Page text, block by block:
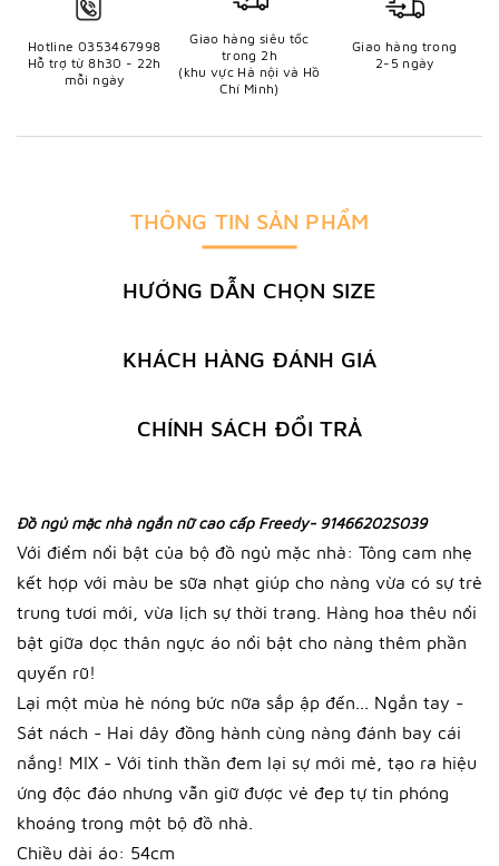
Hotline 0353467998
Hỗ trợ từ 8h30 - 22h
mỗi ngày
Giao hàng siêu tốc
trong 2h
(khu vực Hà nội và Hồ
Chí Minh)
Giao hàng trong
2-5 ngày
THÔNG TIN SẢN PHẨM
HƯỚNG DẪN CHỌN SIZE
KHÁCH HÀNG ĐÁNH GIÁ
CHÍNH SÁCH ĐỔI TRẢ
Đồ ngủ mặc nhà ngắn nữ cao cấp Freedy- 91466202S039
Với điểm nổi bật của bộ đồ ngủ mặc nhà: Tông cam nhẹ
kết hợp với màu be sữa nhạt giúp cho nàng vừa có sự trẻ
trung tươi mới, vừa lịch sự thời trang. Hàng hoa thêu nổi
bật giữa dọc thân ngực áo nổi bật cho nàng thêm phần
quyến rũ!
Lại một mùa hè nóng bức nữa sắp ập đến... Ngắn tay -
Sát nách - Hai dây đồng hành cùng nàng đánh bay cái
nắng! MIX - Với tinh thần đem lại sự mới mẻ, tạo ra hiệu
ứng độc đáo nhưng vẫn giữ được vẻ đep tự tin phóng
khoáng trong một bộ đồ nhà.
Chiều dài áo: 54cm